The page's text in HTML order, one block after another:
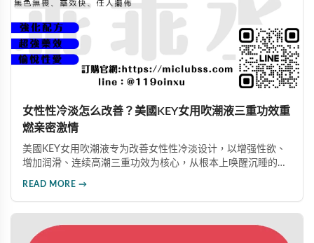
女性性冷淡怎么改善？美國KEY女用吹潮液三重功效重
燃亲密激情
美國KEY女用吹潮液专为改善女性性冷淡设计，以增强性欲、
增加润滑、连续高潮三重功效为核心，从根本上唤醒沉睡的原
建夫妻亲密纽带。
READ MORE →